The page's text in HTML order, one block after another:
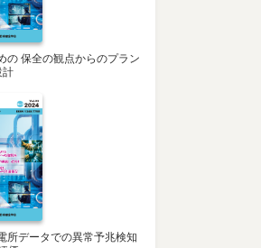
の 保全の観点からのプラン
計
所データでの異常予兆検知